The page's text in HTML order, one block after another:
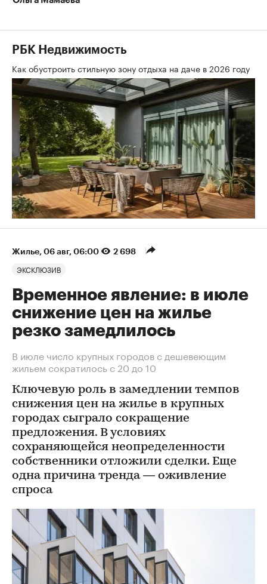
РБК Недвижимость
Как обустроить стильную зону отдыха на даче в 2026 году
Жилье 06 авг, 06:00 2 698
ЭКСКЛЮЗИВ
Временное явление: в июле
снижение цен на жилье
резко замедлилось
В июле число крупных городов с дешевеющим
жильем сократилось с 20 до 10
Ключевую роль в замедлении темпов
снижения цен на жилье в крупных
городах сыграло сокращение
предложения. В условиях
сохраняющейся неопределенности
собственники отложили сделки. Еще
одна причина тренда — оживление
спроса